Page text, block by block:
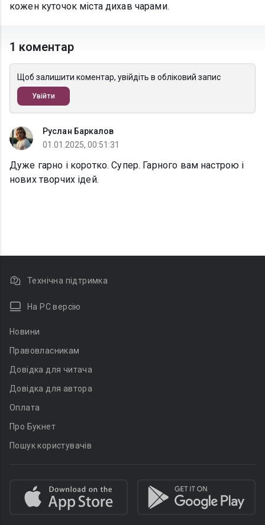
кожен куточок міста дихав чарами.
1 коментар
Щоб залишити коментар, увійдіть в обліковий запис
Увійти
Руслан Баркалов
01.01.2025, 00:51:31
Дуже гарно і коротко. Супер. Гарного вам настрою і
нових творчих ідей.
Технічна підтримка
На PC версію
Новини
Правовласникам
Довідка для читача
Довідка для автора
Оплата
Про Букнет
Пошук користувачів